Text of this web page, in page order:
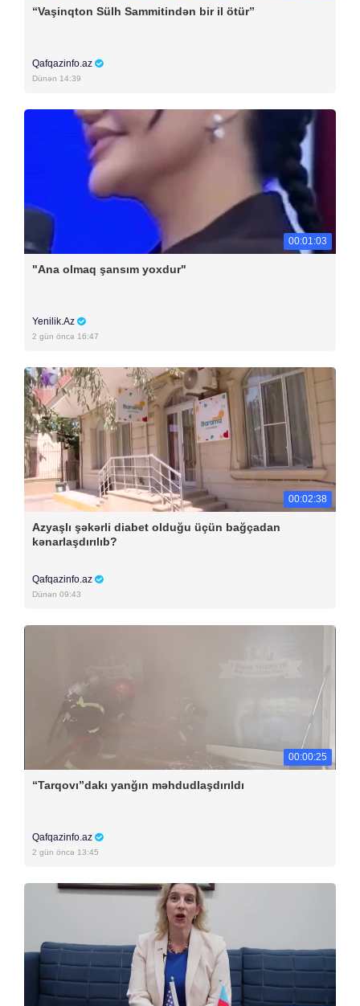
“Vaşinqton Sülh Sammitindən bir il ötür”
Qafqazinfo.az
Dünən 14:39
00:01:03
"Ana olmaq şansım yoxdur"
Yenilik.Az
2 gün öncə 16:47
00:02:38
Azyaşlı şəkərli diabet olduğu üçün bağçadan
kənarlaşdırılıb?
Qafqazinfo.az
Dünən 09:43
00:00:25
“Tarqovı”dakı yanğın məhdudlaşdırıldı
Qafqazinfo.az
2 gün öncə 13:45